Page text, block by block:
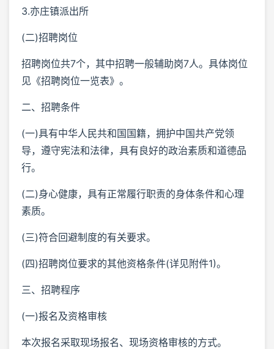
3.亦庄镇派出所
(二)招聘岗位
招聘岗位共7个，其中招聘一般辅助岗7人。具体岗位
见《招聘岗位一览表》。
二、招聘条件
(一)具有中华人民共和国国籍，拥护中国共产党领
导，遵守宪法和法律，具有良好的政治素质和道德品
行。
(二)身心健康，具有正常履行职责的身体条件和心理
素质。
(三)符合回避制度的有关要求。
(四)招聘岗位要求的其他资格条件(详见附件1)。
三、招聘程序
(一)报名及资格审核
本次报名采取现场报名、现场资格审核的方式。